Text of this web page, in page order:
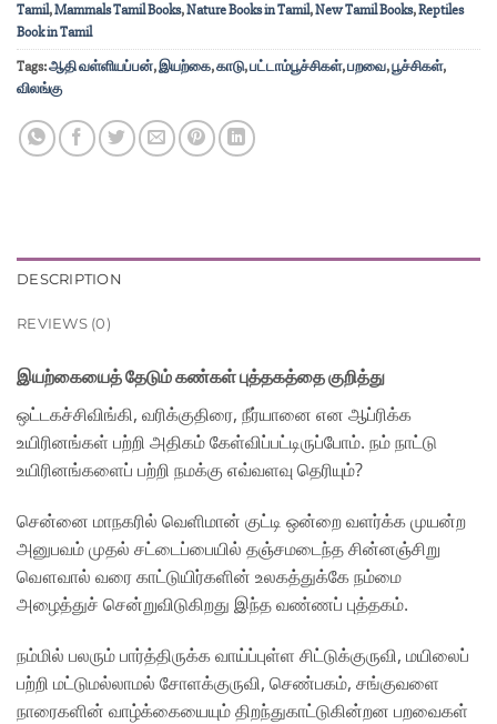
Tamil,Mammals Tamil Books,Nature Books in Tamil,New Tamil Books,Reptiles
Book in Tamil
Tags:ஆதி வள்ளியப்பன்,இயற்கை,காடு,பட்டாம்பூச்சிகள்,பறவை,பூச்சிகள்,
விலங்கு
DESCRIPTION
REVIEWS (0)
இயற்கையைத் தேடும் கண்கள் புத்தகத்தை குறித்து
ஒட்டகச்சிவிங்கி, வரிக்குதிரை, நீர்யானை என ஆப்ரிக்க
உயிரினங்கள் பற்றி அதிகம் கேள்விப்பட்டிருப்போம். நம் நாட்டு
உயிரினங்களைப் பற்றி நமக்கு எவ்வளவு தெரியும்?
சென்னை மாநகரில் வெளிமான் குட்டி ஒன்றை வளர்க்க முயன்ற
அனுபவம் முதல் சட்டைப்பையில் தஞ்சமடைந்த சின்னஞ்சிறு
வௌவால் வரை காட்டுயிர்களின் உலகத்துக்கே நம்மை
அழைத்துச் சென்றுவிடுகிறது இந்த வண்ணப் புத்தகம்.
நம்மில் பலரும் பார்த்திருக்க வாய்ப்புள்ள சிட்டுக்குருவி, மயிலைப்
பற்றி மட்டுமல்லாமல் சோளக்குருவி, செண்பகம், சங்குவளை
நாரைகளின் வாழ்க்கையையும் திறந்துகாட்டுகின்றன பறவைகள்